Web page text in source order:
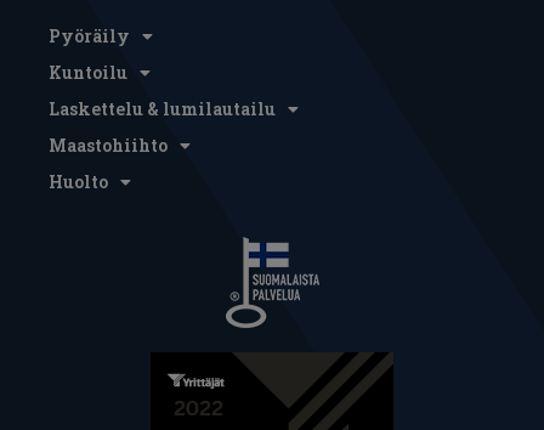
Pyöräily
Kuntoilu
Laskettelu & lumilautailu
Maastohiihto
Huolto